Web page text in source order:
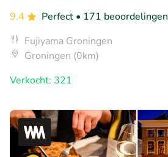
9.4
Perfect • 171 beoordelingen
Fujiyama Groningen
Groningen (0km)
Verkocht: 321